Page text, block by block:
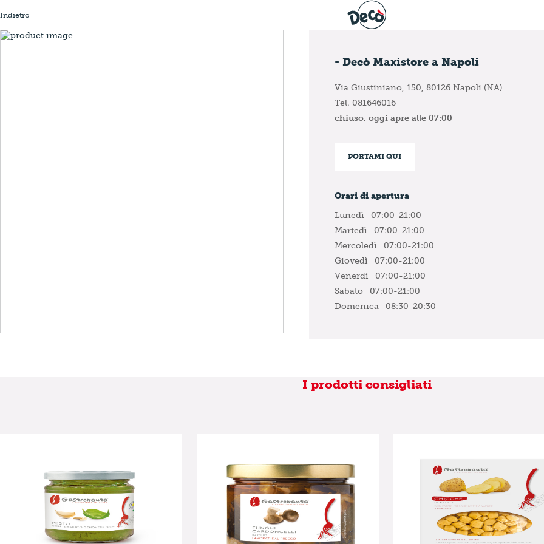
Indietro
- Decò Maxistore a Napoli
Via Giustiniano, 150, 80126 Napoli (NA)
Tel. 081646016
chiuso. oggi apre alle 07:00
PORTAMI QUI
Orari di apertura
Lunedì
07:00-21:00
Martedì
07:00-21:00
Mercoledì
07:00-21:00
Giovedì
07:00-21:00
Venerdì
07:00-21:00
Sabato
07:00-21:00
Domenica
08:30-20:30
I prodotti consigliati